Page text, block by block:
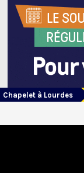
Chapelet à Lourdes